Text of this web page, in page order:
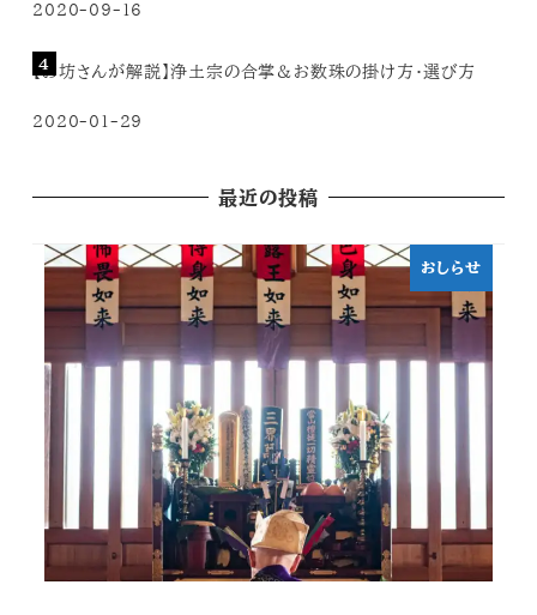
2020-09-16
【お坊さんが解説】浄土宗の合掌＆お数珠の掛け方・選び方
2020-01-29
最近の投稿
おしらせ